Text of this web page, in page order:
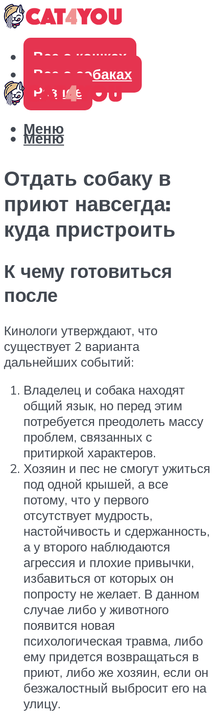
Все о кошках
Все о собаках
Разное
Меню
Меню
Отдать собаку в
приют навсегда:
куда пристроить
К чему готовиться
после
Кинологи утверждают, что
существует 2 варианта
дальнейших событий:
Владелец и собака находят
общий язык, но перед этим
потребуется преодолеть массу
проблем, связанных с
притиркой характеров.
Хозяин и пес не смогут ужиться
под одной крышей, а все
потому, что у первого
отсутствует мудрость,
настойчивость и сдержанность,
а у второго наблюдаются
агрессия и плохие привычки,
избавиться от которых он
попросту не желает. В данном
случае либо у животного
появится новая
психологическая травма, либо
ему придется возвращаться в
приют, либо же хозяин, если он
безжалостный выбросит его на
улицу.